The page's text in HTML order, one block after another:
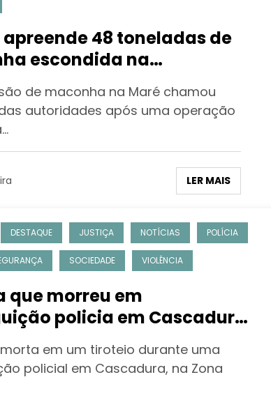
48 toneladas de
na
da Maré
de maconha na Maré chamou
autoridades após uma operação
LER MAIS
DESTAQUE JUSTIÇA NOTÍCIAS POLÍCIA
SOCIEDADE VIOLÊNCIA
que morreu em
policia em Cascadura,
visitar os pais quando foi
em um tiroteio durante uma
policial em Cascadura, na Zona